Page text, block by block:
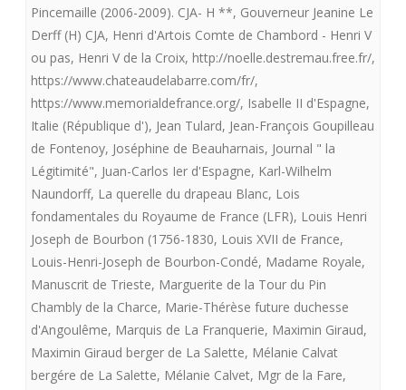
Pincemaille (2006-2009). CJA- H **, Gouverneur Jeanine Le
Derff (H) CJA, Henri d'Artois Comte de Chambord - Henri V
ou pas, Henri V de la Croix, http://noelle.destremau.free.fr/,
https://www.chateaudelabarre.com/fr/,
https://www.memorialdefrance.org/, Isabelle II d'Espagne,
Italie (République d'), Jean Tulard, Jean-François Goupilleau
de Fontenoy, Joséphine de Beauharnais, Journal " la
Légitimité", Juan-Carlos Ier d'Espagne, Karl-Wilhelm
Naundorff, La querelle du drapeau Blanc, Lois
fondamentales du Royaume de France (LFR), Louis Henri
Joseph de Bourbon (1756-1830, Louis XVII de France,
Louis-Henri-Joseph de Bourbon-Condé, Madame Royale,
Manuscrit de Trieste, Marguerite de la Tour du Pin
Chambly de la Charce, Marie-Thérèse future duchesse
d'Angoulême, Marquis de La Franquerie, Maximin Giraud,
Maximin Giraud berger de La Salette, Mélanie Calvat
bergére de La Salette, Mélanie Calvet, Mgr de la Fare,